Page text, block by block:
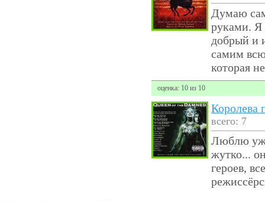
Думаю
руками. Я
добрый и
самим
которая
оценка: 10 из 10
Королева
всего: 7
Люблю
жутко...
героев,